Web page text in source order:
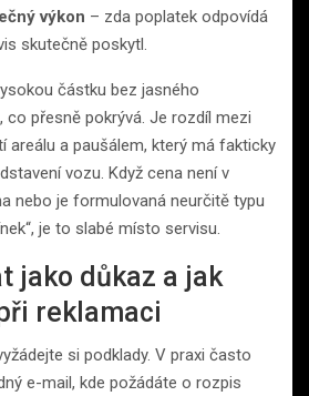
výkon – zda poplatek odpovídá
skutečně poskytl.
částku bez jasného
co přesně pokrývá. Je rozdíl mezi
areálu a paušálem, který má fakticky
vozu. Když cena není v
nebo je formulovaná neurčitě typu
je to slabé místo servisu.
jako důkaz a jak
reklamaci
si podklady. V praxi často
e-mail, kde požádáte o rozpis